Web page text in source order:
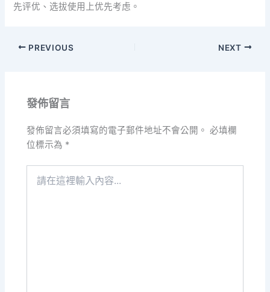
先评优、选拔使用上优先考虑。
PREVIOUS NEXT
發佈留言
發佈留言必須填寫的電子郵件地址不會公開。 必填欄
位標示為 *